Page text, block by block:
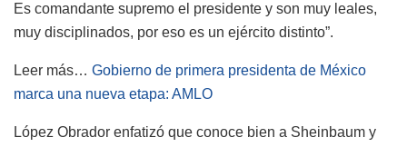
Es comandante supremo el presidente y son muy leales,
muy disciplinados, por eso es un ejército distinto”.
Leer más… Gobierno de primera presidenta de México
marca una nueva etapa: AMLO
López Obrador enfatizó que conoce bien a Sheinbaum y